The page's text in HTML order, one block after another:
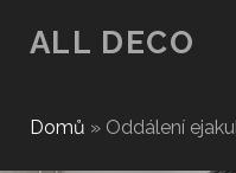
ALL DECO
Domů » Oddálení